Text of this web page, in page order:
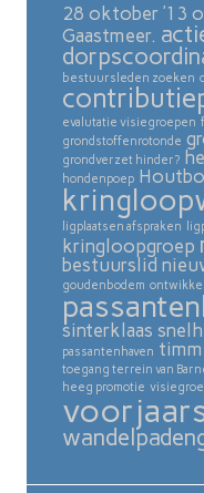
28 oktober ’13
Gaastmeer.
bestuursleden zoeken
evalutatie visiegroepen
grondstoffenrotonde
grondverzet hinder?
hondenpoep
ligplaatsen afspraken
kringloopgroep
bestuurslid
goudenbodem
sinterklaas
passantenhaven
toegang terrein van
heeg promotie